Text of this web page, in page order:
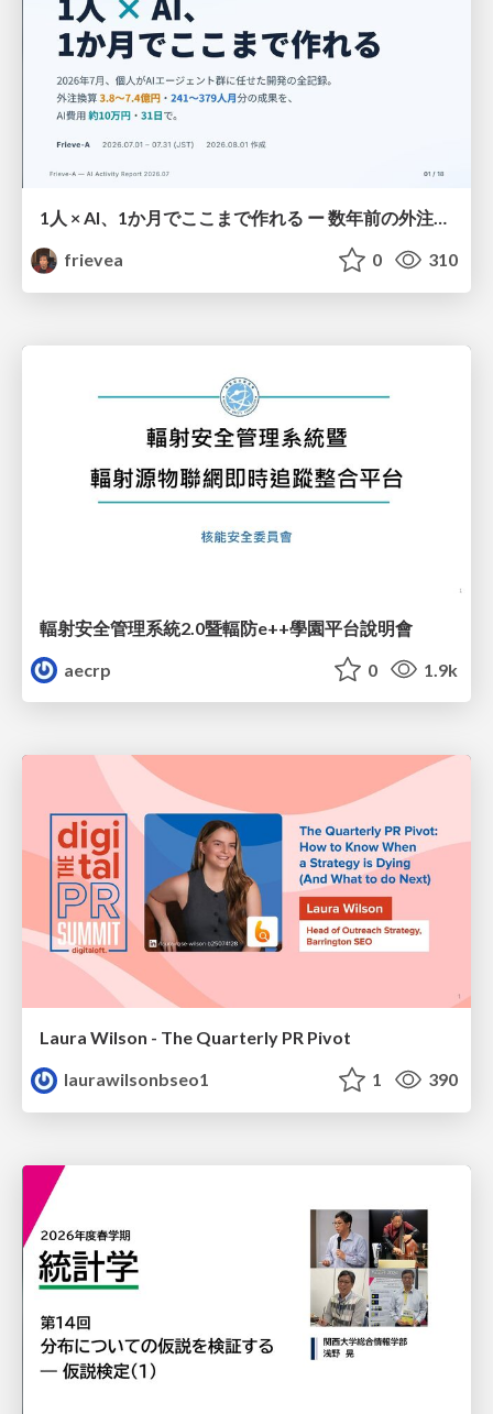
1人 × AI、1か月でここまで作れる ー 数年前の外注換算3.8〜7.4億円・241〜379人月分の作業を、AI費用 約10万円・31日で
frievea
0 310
輻射安全管理系統2.0暨輻防e++學園平台說明會
aecrp
0 1.9k
Laura Wilson - The Quarterly PR Pivot
laurawilsonbseo1
1 390